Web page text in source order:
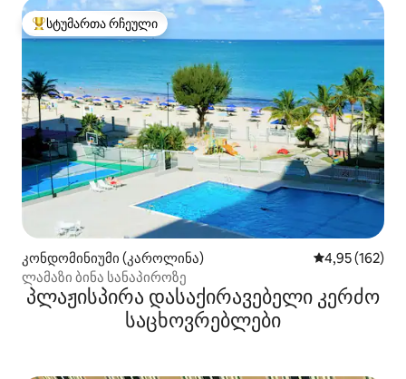
სტუმართა რჩეული მოწინავე ვარიანტი
სტუმართა რჩეული
კონდომინიუმი (კაროლინა) საშუალო
4,95 (162)
ლამაზი ბინა სანაპიროზე
პლაჟისპირა დასაქირავებელი კერძო
საცხოვრებლები